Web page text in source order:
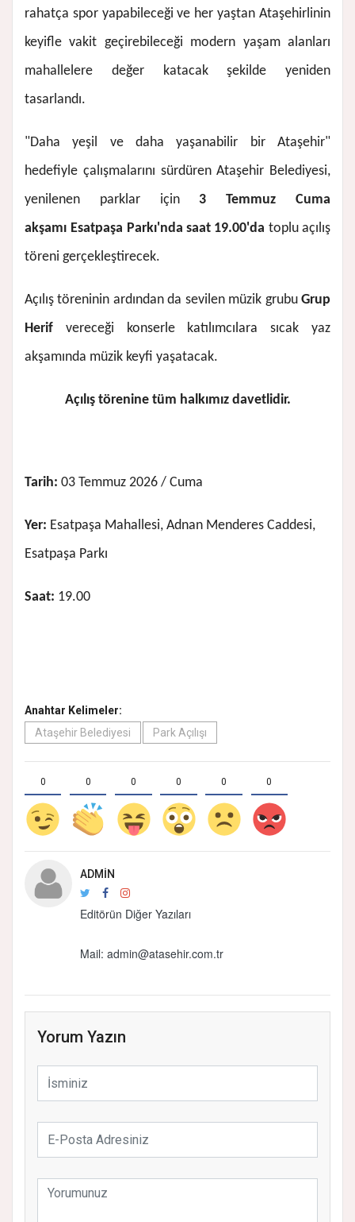
rahatça spor yapabileceği ve her yaştan Ataşehirlinin
keyifle vakit geçirebileceği modern yaşam alanları
mahallelere değer katacak şekilde yeniden
tasarlandı.
"Daha yeşil ve daha yaşanabilir bir Ataşehir"
hedefiyle çalışmalarını sürdüren Ataşehir Belediyesi,
yenilenen parklar için3 Temmuz Cuma
akşamı Esatpaşa Parkı'nda saat 19.00'da toplu açılış
töreni gerçekleştirecek.
Açılış töreninin ardından da sevilen müzik grubu Grup
Herif vereceği konserle katılımcılara sıcak yaz
akşamında müzik keyfi yaşatacak.
Açılış törenine tüm halkımız davetlidir.
Tarih: 03 Temmuz 2026 / Cuma
Yer: Esatpaşa Mahallesi, Adnan Menderes Caddesi,
Esatpaşa Parkı
Saat: 19.00
Anahtar Kelimeler:
Ataşehir Belediyesi
Park Açılışı
0 0 0 0 0 0
ADMIN
Editörün Diğer Yazıları
Mail: admin@atasehir.com.tr
Yorum Yazın